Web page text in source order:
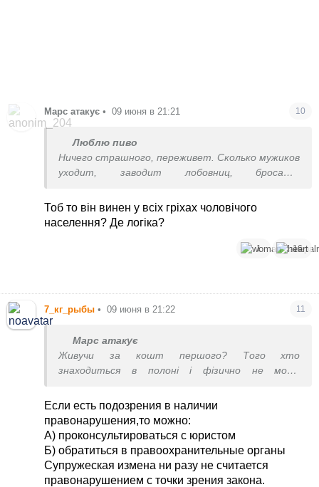
Марс атакує • 09 июня в 21:21 10
Люблю пиво
Ничего страшного, переживет. Сколько мужиков
уходит, заводит лобовниц, бросают
Что теперь нам его пожалеть, патаму что из
плена бедненький
Тоб то він винен у всіх гріхах чоловічого
населення? Де логіка?
1 16
7_кг_рыбы • 09 июня в 21:22 11
Марс атакує
Живучи за кошт першого? Того хто
знаходиться в полоні і фізично не може
Если есть подозрения в наличии
правонарушения,то можно:
А) проконсультироваться с юристом
Б) обратиться в правоохранительные органы
Супружеская измена ни разу не считается
правонарушением с точки зрения закона.